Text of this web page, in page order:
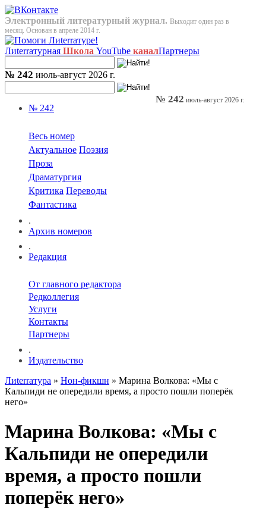
Электронный литературный журнал. Выходит один раз в
месяц. Основан в апреле 2014 г.
Лиterraтурная Школа YouTube каналПартнеры
№ 242 июль-август 2026 г.
№ 242
Весь номер
Актуальное Поэзия
Проза
Драматургия
Критика Переводы
Фантастика
.
Архив номеров
.
Редакция
От главного редактора
Редколлегия
Услуги
Контакты
Партнеры
.
Издательство
№ 242 июль-август 2026 г.
Лиterraтура » Нон-фикшн » Марина Волкова: «Мы с
Кальпиди не опередили время, а просто пошли поперёк
него»
Марина Волкова: «Мы с
Кальпиди не опередили
время, а просто пошли
поперёк него»